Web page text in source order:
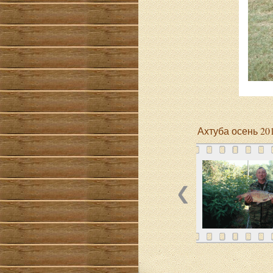
Ахтуба осень